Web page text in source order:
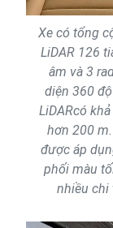
Xe có tổng
LiDAR 126
âm và 3
diện 360
LiDARcó
hơn 200
được áp
phối màu
nhiều chi